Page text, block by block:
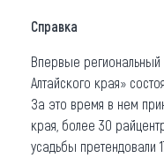
Справка
Впервые
Алтайского края»
За это время в нем
края, более 30
усадьбы претендовали